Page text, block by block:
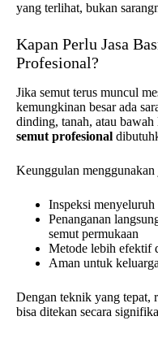
yang terlihat, bukan
Kapan Perlu Jasa
Profesional?
Jika semut terus muncul
kemungkinan besar ada
dinding, tanah, atau
semut profesional
Keunggulan menggunakan
Inspeksi
Penanganan
semut permukaan
Metode lebih efektif
Aman untuk
Dengan teknik yang tepat,
bisa ditekan secara